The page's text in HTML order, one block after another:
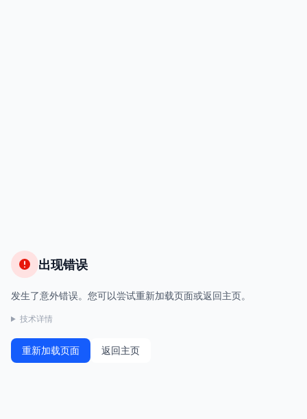
出现错误
发生了意外错误。您可以尝试重新加载页面或返回主页。
技术详情
重新加载页面 返回主页